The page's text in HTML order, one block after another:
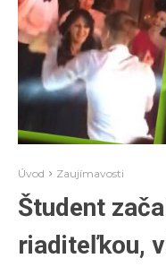
Úvod Zaujímavosti
Študent
riaditeľkou,